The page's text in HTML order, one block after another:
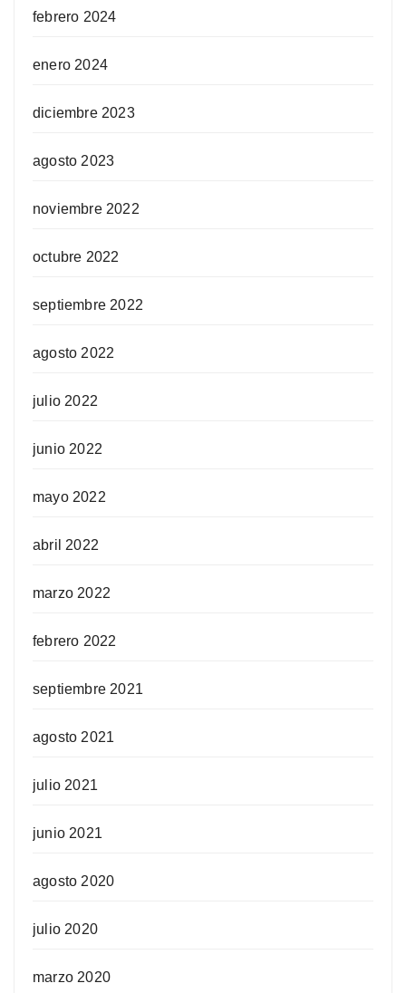
febrero 2024
enero 2024
diciembre 2023
agosto 2023
noviembre 2022
octubre 2022
septiembre 2022
agosto 2022
julio 2022
junio 2022
mayo 2022
abril 2022
marzo 2022
febrero 2022
septiembre 2021
agosto 2021
julio 2021
junio 2021
agosto 2020
julio 2020
marzo 2020